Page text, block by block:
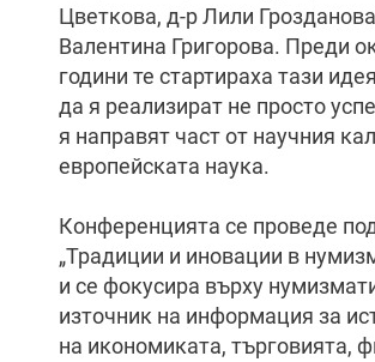
Цветкова, д-р Лили
Валентина Григорова. Преди
години те стартираха тази
да я реализират не просто
я направят част от научния
европейската наука.
Конференцията се проведе
„Традиции и иновации в
и се фокусира върху
източник на информация за
на икономиката, търговията,